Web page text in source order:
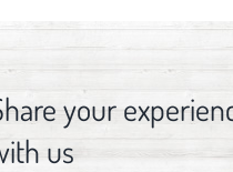
your
us